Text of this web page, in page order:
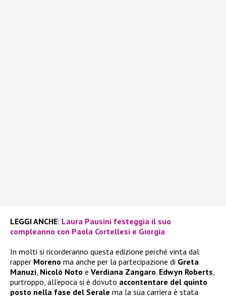
LEGGI ANCHE: Laura Pausini festeggia il suo
compleanno con Paola Cortellesi e Giorgia
In molti si ricorderanno questa edizione perché vinta dal
rapper Moreno ma anche per la partecipazione di Greta
Manuzi, Nicolò Noto e Verdiana Zangaro. Edwyn Roberts,
purtroppo, all’epoca si è dovuto accontentare del quinto
posto nella fase del Serale ma la sua carriera è stata